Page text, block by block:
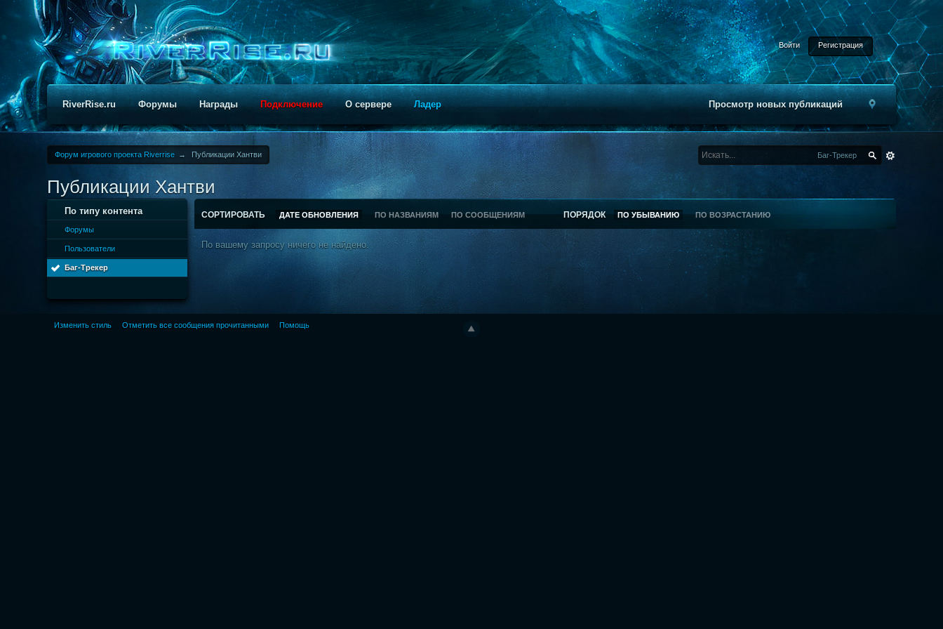
Войти Регистрация
Просмотр новых публикаций
RiverRise.ru Форумы Награды Подключение О сервере Ладер
Форум игрового проекта Riverrise → Публикации Хантви Баг-Трекер
Публикации Хантви
По типу контента
Форумы
Пользователи
Баг-Трекер
СОРТИРОВАТЬ ДАТЕ ОБНОВЛЕНИЯ ПО НАЗВАНИЯМ ПО СООБЩЕНИЯМ ПОРЯДОК ПО УБЫВАНИЮ ПО ВОЗРАСТАНИЮ
По вашему запросу ничего не найдено.
Изменить стиль Отметить все сообщения прочитанными Помощь